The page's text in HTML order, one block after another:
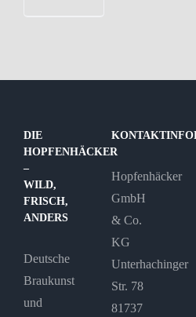
DIE
HOPFENHÄCKER
–
WILD,
FRISCH,
ANDERS
Deutsche
Braukunst
und
Hopfenhäcker
GmbH
& Co.
KG
Unterhachinger
Str. 78
81737